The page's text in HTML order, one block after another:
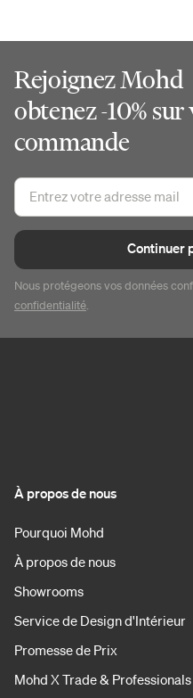
Rejoignez Mohd
obtenez -10%
commande
Continuer
Nous protégeons vos données
confidentialité.
À propos de nous
Pourquoi Mohd
À propos de nous
Showrooms
Service de Design d'Intérieur
Promesse de Prix
Mohd X Trade & Professionals